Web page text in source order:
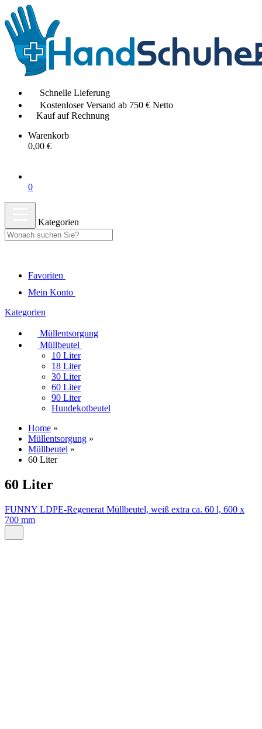
Schnelle Lieferung
Kostenloser Versand ab 750 € Netto
Kauf auf Rechnung
Warenkorb
0,00 €
0
Kategorien
Favoriten
Mein Konto
Kategorien
Müllentsorgung
Müllbeutel
10 Liter
18 Liter
30 Liter
60 Liter
90 Liter
Hundekotbeutel
Home »
Müllentsorgung »
Müllbeutel »
60 Liter
60 Liter
FUNNY LDPE-Regenerat Müllbeutel, weiß extra ca. 60 l, 600 x
700 mm